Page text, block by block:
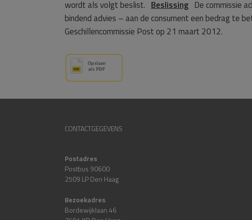
wordt als volgt beslist. Beslissing De commissie
bindend advies – aan de consument een bedrag te
Geschillencommissie Post op 21 maart 2012.
CONTACTGEGEVENS
Postadres
Postbus 90600
2509 LP Den Haag
Bezoekadres
Bordewijklaan 46